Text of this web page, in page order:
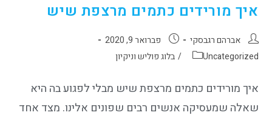
איך מורידים כתמים מרצפת שיש
אברהם רגבסקי
פברואר 9, 2020
Uncategorized
/ בלוג פוליש וניקיון
איך מורידים כתמים מרצפת שיש מבלי לפגוע בה היא
שאלה שמעסיקה אנשים רבים שפונים אלינו. מצד אחד